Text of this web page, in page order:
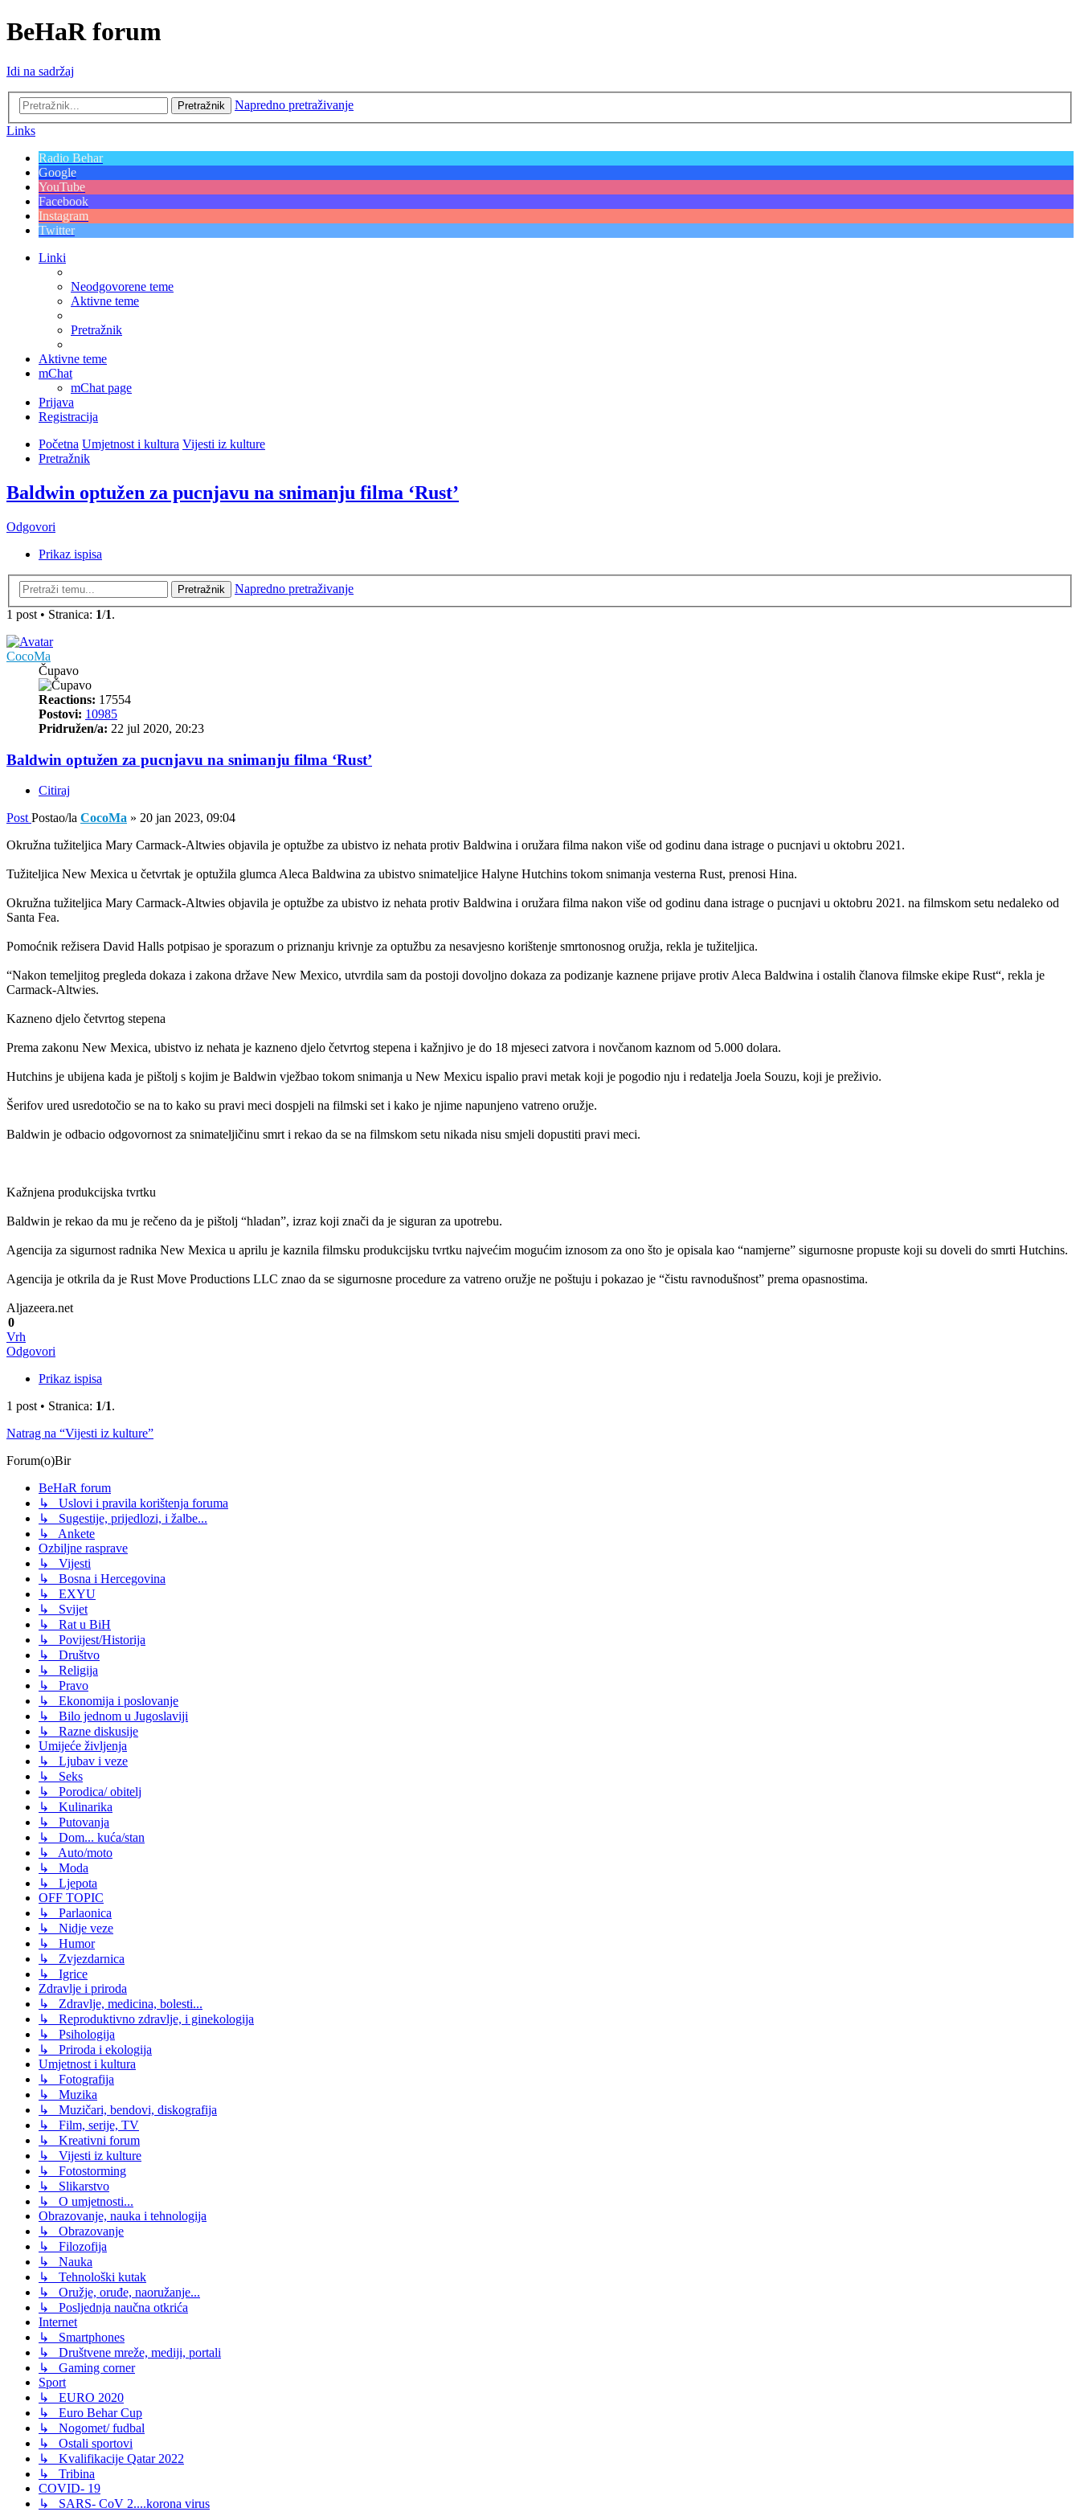
BeHaR forum
Idi na sadržaj
Pretražnik
Napredno pretraživanje
Links
Radio Behar
Google
YouTube
Facebook
Instagram
Twitter
Linki
Neodgovorene teme
Aktivne teme
Pretražnik
Aktivne teme
mChat
mChat page
Prijava
Registracija
Početna Umjetnost i kultura Vijesti iz kulture
Pretražnik
Baldwin optužen za pucnjavu na snimanju filma ‘Rust’
Odgovori
Prikaz ispisa
Pretražnik
Napredno pretraživanje
1 post • Stranica: 1/1.
CocoMa
Čupavo
Reactions: 17554
Postovi: 10985
Pridružen/a: 22 jul 2020, 20:23
Baldwin optužen za pucnjavu na snimanju filma ‘Rust’
Citiraj
Post Postao/la CocoMa » 20 jan 2023, 09:04
Okružna tužiteljica Mary Carmack-Altwies objavila je optužbe za ubistvo iz nehata protiv Baldwina i oružara filma nakon više od godinu dana istrage o pucnjavi u oktobru 2021.
Tužiteljica New Mexica u četvrtak je optužila glumca Aleca Baldwina za ubistvo snimateljice Halyne Hutchins tokom snimanja vesterna Rust, prenosi Hina.
Okružna tužiteljica Mary Carmack-Altwies objavila je optužbe za ubistvo iz nehata protiv Baldwina i oružara filma nakon više od godinu dana istrage o pucnjavi u oktobru 2021. na filmskom setu nedaleko od
Santa Fea.
Pomoćnik režisera David Halls potpisao je sporazum o priznanju krivnje za optužbu za nesavjesno korištenje smrtonosnog oružja, rekla je tužiteljica.
“Nakon temeljitog pregleda dokaza i zakona države New Mexico, utvrdila sam da postoji dovoljno dokaza za podizanje kaznene prijave protiv Aleca Baldwina i ostalih članova filmske ekipe Rust“, rekla je
Carmack-Altwies.
Kazneno djelo četvrtog stepena
Prema zakonu New Mexica, ubistvo iz nehata je kazneno djelo četvrtog stepena i kažnjivo je do 18 mjeseci zatvora i novčanom kaznom od 5.000 dolara.
Hutchins je ubijena kada je pištolj s kojim je Baldwin vježbao tokom snimanja u New Mexicu ispalio pravi metak koji je pogodio nju i redatelja Joela Souzu, koji je preživio.
Šerifov ured usredotočio se na to kako su pravi meci dospjeli na filmski set i kako je njime napunjeno vatreno oružje.
Baldwin je odbacio odgovornost za snimateljičinu smrt i rekao da se na filmskom setu nikada nisu smjeli dopustiti pravi meci.
Kažnjena produkcijska tvrtku
Baldwin je rekao da mu je rečeno da je pištolj “hladan”, izraz koji znači da je siguran za upotrebu.
Agencija za sigurnost radnika New Mexica u aprilu je kaznila filmsku produkcijsku tvrtku najvećim mogućim iznosom za ono što je opisala kao “namjerne” sigurnosne propuste koji su doveli do smrti Hutchins.
Agencija je otkrila da je Rust Move Productions LLC znao da se sigurnosne procedure za vatreno oružje ne poštuju i pokazao je “čistu ravnodušnost” prema opasnostima.
Aljazeera.net
0
Vrh
Odgovori
Prikaz ispisa
1 post • Stranica: 1/1.
Natrag na “Vijesti iz kulture”
Forum(o)Bir
BeHaR forum
↳ Uslovi i pravila korištenja foruma
↳ Sugestije, prijedlozi, i žalbe...
↳ Ankete
Ozbiljne rasprave
↳ Vijesti
↳ Bosna i Hercegovina
↳ EXYU
↳ Svijet
↳ Rat u BiH
↳ Povijest/Historija
↳ Društvo
↳ Religija
↳ Pravo
↳ Ekonomija i poslovanje
↳ Bilo jednom u Jugoslaviji
↳ Razne diskusije
Umijeće življenja
↳ Ljubav i veze
↳ Seks
↳ Porodica/ obitelj
↳ Kulinarika
↳ Putovanja
↳ Dom... kuća/stan
↳ Auto/moto
↳ Moda
↳ Ljepota
OFF TOPIC
↳ Parlaonica
↳ Nidje veze
↳ Humor
↳ Zvjezdarnica
↳ Igrice
Zdravlje i priroda
↳ Zdravlje, medicina, bolesti...
↳ Reproduktivno zdravlje, i ginekologija
↳ Psihologija
↳ Priroda i ekologija
Umjetnost i kultura
↳ Fotografija
↳ Muzika
↳ Muzičari, bendovi, diskografija
↳ Film, serije, TV
↳ Kreativni forum
↳ Vijesti iz kulture
↳ Fotostorming
↳ Slikarstvo
↳ O umjetnosti...
Obrazovanje, nauka i tehnologija
↳ Obrazovanje
↳ Filozofija
↳ Nauka
↳ Tehnološki kutak
↳ Oružje, oruđe, naoružanje...
↳ Posljednja naučna otkrića
Internet
↳ Smartphones
↳ Društvene mreže, mediji, portali
↳ Gaming corner
Sport
↳ EURO 2020
↳ Euro Behar Cup
↳ Nogomet/ fudbal
↳ Ostali sportovi
↳ Kvalifikacije Qatar 2022
↳ Tribina
COVID- 19
↳ SARS- CoV 2....korona virus